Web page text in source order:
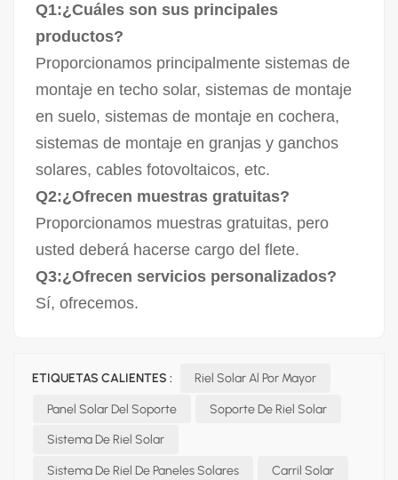
Q1:¿Cuáles son sus principales
productos?
Proporcionamos principalmente sistemas de
montaje en techo solar, sistemas de montaje
en suelo, sistemas de montaje en cochera,
sistemas de montaje en granjas y ganchos
solares, cables fotovoltaicos, etc.
Q2:¿Ofrecen muestras gratuitas?
Proporcionamos muestras gratuitas, pero
usted deberá hacerse cargo del flete.
Q3:¿Ofrecen servicios personalizados?
Sí, ofrecemos.
ETIQUETAS CALIENTES : Riel Solar Al Por Mayor
Panel Solar Del Soporte Soporte De Riel Solar
Sistema De Riel Solar
Sistema De Riel De Paneles Solares Carril Solar